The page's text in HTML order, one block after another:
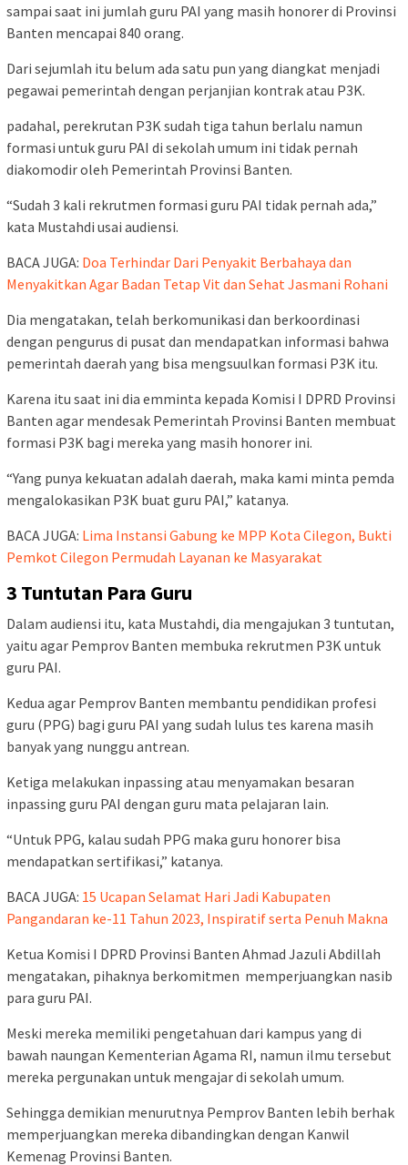
sampai saat ini jumlah guru PAI yang masih honorer di Provinsi
Banten mencapai 840 orang.
Dari sejumlah itu belum ada satu pun yang diangkat menjadi
pegawai pemerintah dengan perjanjian kontrak atau P3K.
padahal, perekrutan P3K sudah tiga tahun berlalu namun
formasi untuk guru PAI di sekolah umum ini tidak pernah
diakomodir oleh Pemerintah Provinsi Banten.
“Sudah 3 kali rekrutmen formasi guru PAI tidak pernah ada,”
kata Mustahdi usai audiensi.
BACA JUGA: Doa Terhindar Dari Penyakit Berbahaya dan
Menyakitkan Agar Badan Tetap Vit dan Sehat Jasmani Rohani
Dia mengatakan, telah berkomunikasi dan berkoordinasi
dengan pengurus di pusat dan mendapatkan informasi bahwa
pemerintah daerah yang bisa mengsuulkan formasi P3K itu.
Karena itu saat ini dia emminta kepada Komisi I DPRD Provinsi
Banten agar mendesak Pemerintah Provinsi Banten membuat
formasi P3K bagi mereka yang masih honorer ini.
“Yang punya kekuatan adalah daerah, maka kami minta pemda
mengalokasikan P3K buat guru PAI,” katanya.
BACA JUGA: Lima Instansi Gabung ke MPP Kota Cilegon, Bukti
Pemkot Cilegon Permudah Layanan ke Masyarakat
3 Tuntutan Para Guru
Dalam audiensi itu, kata Mustahdi, dia mengajukan 3 tuntutan,
yaitu agar Pemprov Banten membuka rekrutmen P3K untuk
guru PAI.
Kedua agar Pemprov Banten membantu pendidikan profesi
guru (PPG) bagi guru PAI yang sudah lulus tes karena masih
banyak yang nunggu antrean.
Ketiga melakukan inpassing atau menyamakan besaran
inpassing guru PAI dengan guru mata pelajaran lain.
“Untuk PPG, kalau sudah PPG maka guru honorer bisa
mendapatkan sertifikasi,” katanya.
BACA JUGA: 15 Ucapan Selamat Hari Jadi Kabupaten
Pangandaran ke-11 Tahun 2023, Inspiratif serta Penuh Makna
Ketua Komisi I DPRD Provinsi Banten Ahmad Jazuli Abdillah
mengatakan, pihaknya berkomitmen memperjuangkan nasib
para guru PAI.
Meski mereka memiliki pengetahuan dari kampus yang di
bawah naungan Kementerian Agama RI, namun ilmu tersebut
mereka pergunakan untuk mengajar di sekolah umum.
Sehingga demikian menurutnya Pemprov Banten lebih berhak
memperjuangkan mereka dibandingkan dengan Kanwil
Kemenag Provinsi Banten.